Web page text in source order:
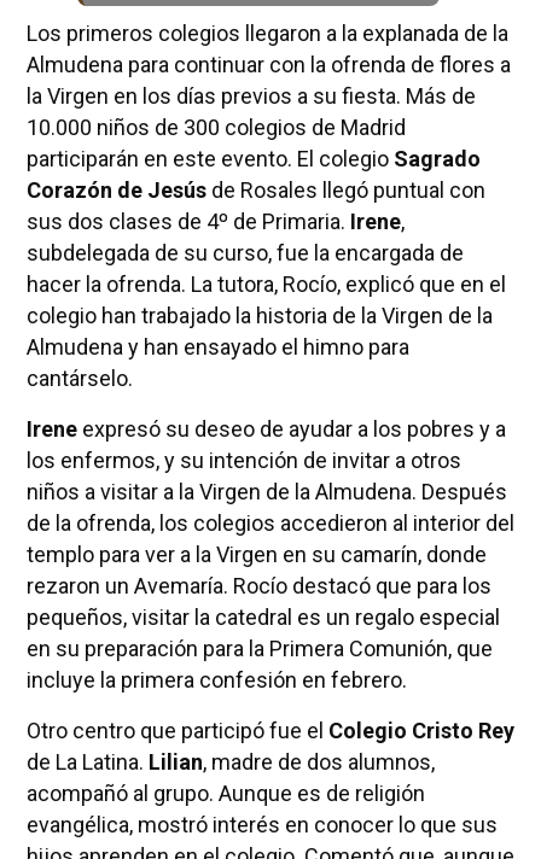
Los primeros colegios llegaron a la explanada de la
Almudena para continuar con la ofrenda de flores a
la Virgen en los días previos a su fiesta. Más de
10.000 niños de 300 colegios de Madrid
participarán en este evento. El colegio Sagrado
Corazón de Jesúsde Rosales llegó puntual con
sus dos clases de 4º de Primaria. Irene,
subdelegada de su curso, fue la encargada de
hacer la ofrenda. La tutora, Rocío, explicó que en el
colegio han trabajado la historia de la Virgen de la
Almudena y han ensayado el himno para
cantárselo.
Ireneexpresó su deseo de ayudar a los pobres y a
los enfermos, y su intención de invitar a otros
niños a visitar a la Virgen de la Almudena. Después
de la ofrenda, los colegios accedieron al interior del
templo para ver a la Virgen en su camarín, donde
rezaron un Avemaría. Rocío destacó que para los
pequeños, visitar la catedral es un regalo especial
en su preparación para la Primera Comunión, que
incluye la primera confesión en febrero.
Otro centro que participó fue el Colegio Cristo Rey
de La Latina. Lilian, madre de dos alumnos,
acompañó al grupo. Aunque es de religión
evangélica, mostró interés en conocer lo que sus